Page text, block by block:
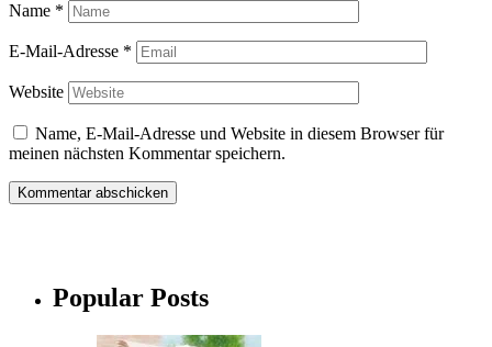
Name *
E-Mail-Adresse *
Website
Name, E-Mail-Adresse und Website in diesem Browser für
meinen nächsten Kommentar speichern.
Popular Posts